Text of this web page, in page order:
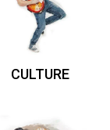
CULTURE